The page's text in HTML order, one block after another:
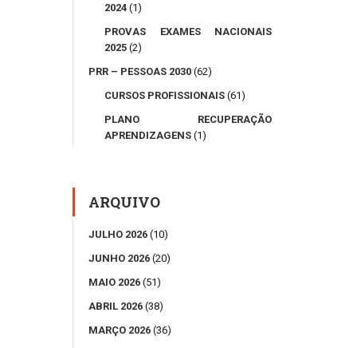
2024 (1)
PROVAS EXAMES NACIONAIS
2025 (2)
PRR – PESSOAS 2030 (62)
CURSOS PROFISSIONAIS (61)
PLANO RECUPERAÇÃO
APRENDIZAGENS (1)
ARQUIVO
JULHO 2026 (10)
JUNHO 2026 (20)
MAIO 2026 (51)
ABRIL 2026 (38)
MARÇO 2026 (36)